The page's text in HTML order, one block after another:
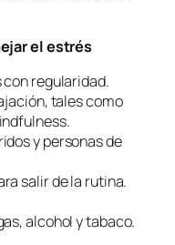
el estrés
regularidad.
tales como
y personas de
salir de la rutina.
alcohol y tabaco.